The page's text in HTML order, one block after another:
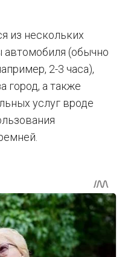
из нескольких
(обычно
2-3 часа),
город, а также
услуг вроде